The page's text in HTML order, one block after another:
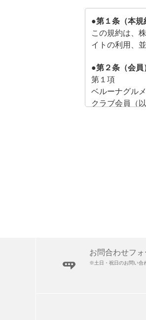
●第１条（本規
この規約は、
イトの利用、
●第２条（会員
第１項
ベルーナグル
クラブ会員（
会員とは、本
会員登録時に
上の過失や、
第７項
第２条第６項
(1) 当社の業
お問合わせフ
※土日・祝日のお問い合